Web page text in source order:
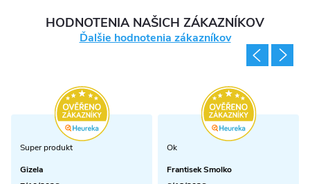
HODNOTENIA NAŠICH ZÁKAZNÍKOV
Ďalšie hodnotenia zákazníkov
Super produkt
Gizela
Ok
Frantisek Smolko